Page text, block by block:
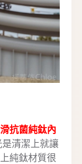
抗菌純鈦內
清潔上就讓
純鈦材質很